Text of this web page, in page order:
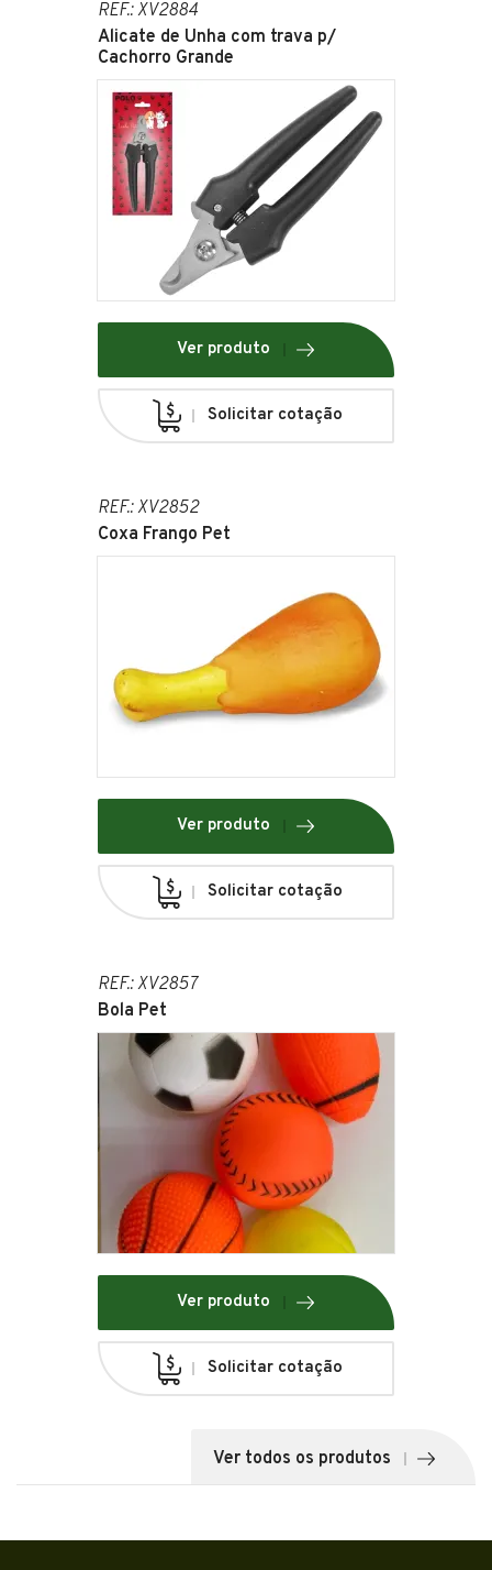
REF.: XV2884
Alicate de Unha com trava p/
Cachorro Grande
Ver produto
Solicitar cotação
REF.: XV2852
Coxa Frango Pet
Ver produto
Solicitar cotação
REF.: XV2857
Bola Pet
Ver produto
Solicitar cotação
Ver todos os produtos